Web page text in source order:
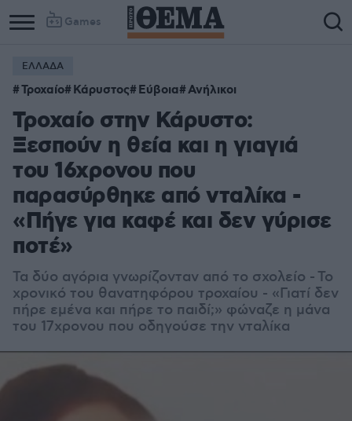
Games
ΕΛΛΑΔΑ
Τροχαίο Κάρυστος Εύβοια Ανήλικοι
Τροχαίο στην Κάρυστο:
Ξεσπούν η θεία και η γιαγιά
του 16χρονου που
παρασύρθηκε από νταλίκα -
«Πήγε για καφέ και δεν γύρισε
ποτέ»
Τα δύο αγόρια γνωρίζονταν από το σχολείο - Το
χρονικό του θανατηφόρου τροχαίου - «Γιατί δεν
πήρε εμένα και πήρε το παιδί;» φώναζε η μάνα
του 17χρονου που οδηγούσε την νταλίκα